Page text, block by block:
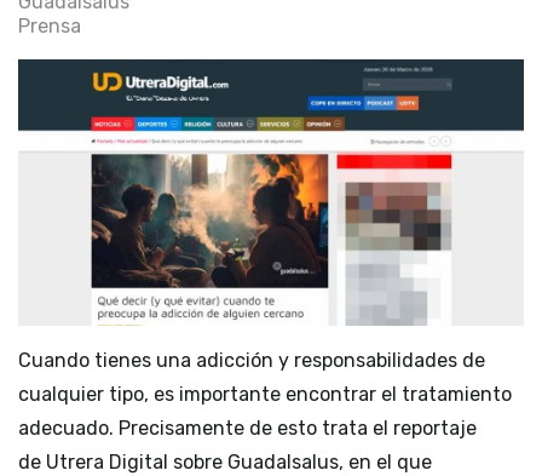
Prensa
Cuando tienes una adicción y responsabilidades de
cualquier tipo, es importante encontrar el tratamiento
adecuado. Precisamente de esto trata el reportaje
de Utrera Digital sobre Guadalsalus, en el que